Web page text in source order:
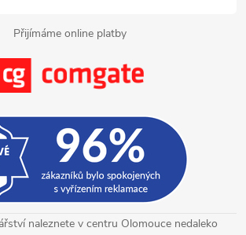
Přijímáme online platby
naleznete v centru Olomouce nedaleko